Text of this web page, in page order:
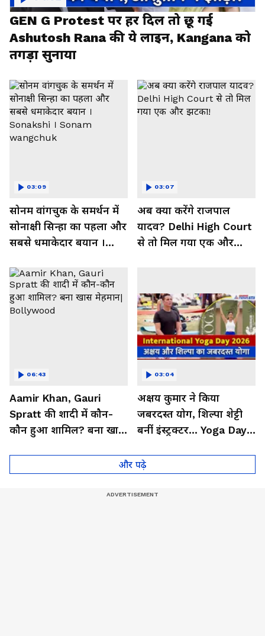
GEN G Protest पर हर दिल तो छू गई
Ashutosh Rana की ये लाइन, Kangana को
तगड़ा सुनाया
सोनम वांगचुक के समर्थन में
सोनाक्षी सिन्हा का पहला और
सबसे धमाकेदार बयान ।
wangchuk
03:09
अब क्या करेंगे राजपाल
यादव? Delhi High Court
से तो मिल गया एक और
03:07
Aamir Khan, Gauri
Spratt की शादी में कौन-
कौन हुआ शामिल? बना खास
06:43
अक्षय कुमार ने किया
जबरदस्त योग, शिल्पा शेट्टी
बनीं इंस्ट्रक्टर... Yoga Day
03:04
और पढ़े